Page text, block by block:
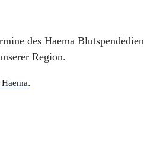
des Haema
Region.
.